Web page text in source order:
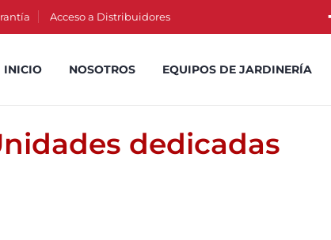
Acceso a Distribuidores
INICIO NOSOTROS EQUIPOS DE JARDINERÍA
dedicadas